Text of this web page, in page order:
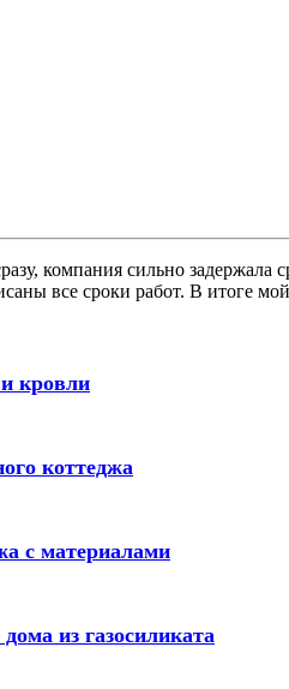
компания сильно задержала
все сроки работ. В итоге
кровли
коттеджа
с материалами
из газосиликата